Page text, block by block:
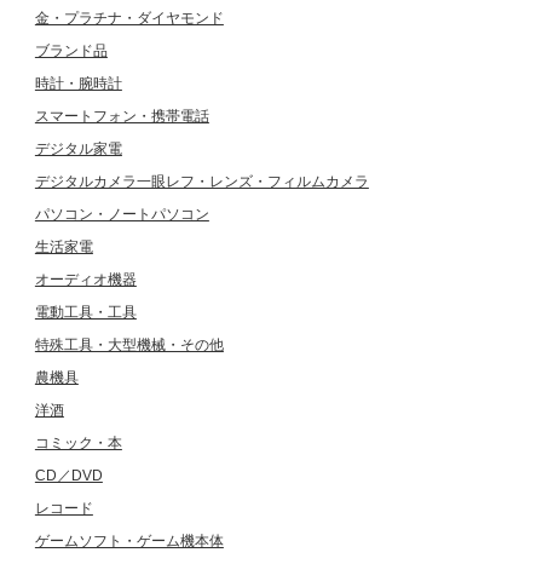
金・プラチナ・ダイヤモンド
ブランド品
時計・腕時計
スマートフォン・携帯電話
デジタル家電
デジタルカメラ一眼レフ・レンズ・フィルムカメラ
パソコン・ノートパソコン
生活家電
オーディオ機器
電動工具・工具
特殊工具・大型機械・その他
農機具
洋酒
コミック・本
CD／DVD
レコード
ゲームソフト・ゲーム機本体